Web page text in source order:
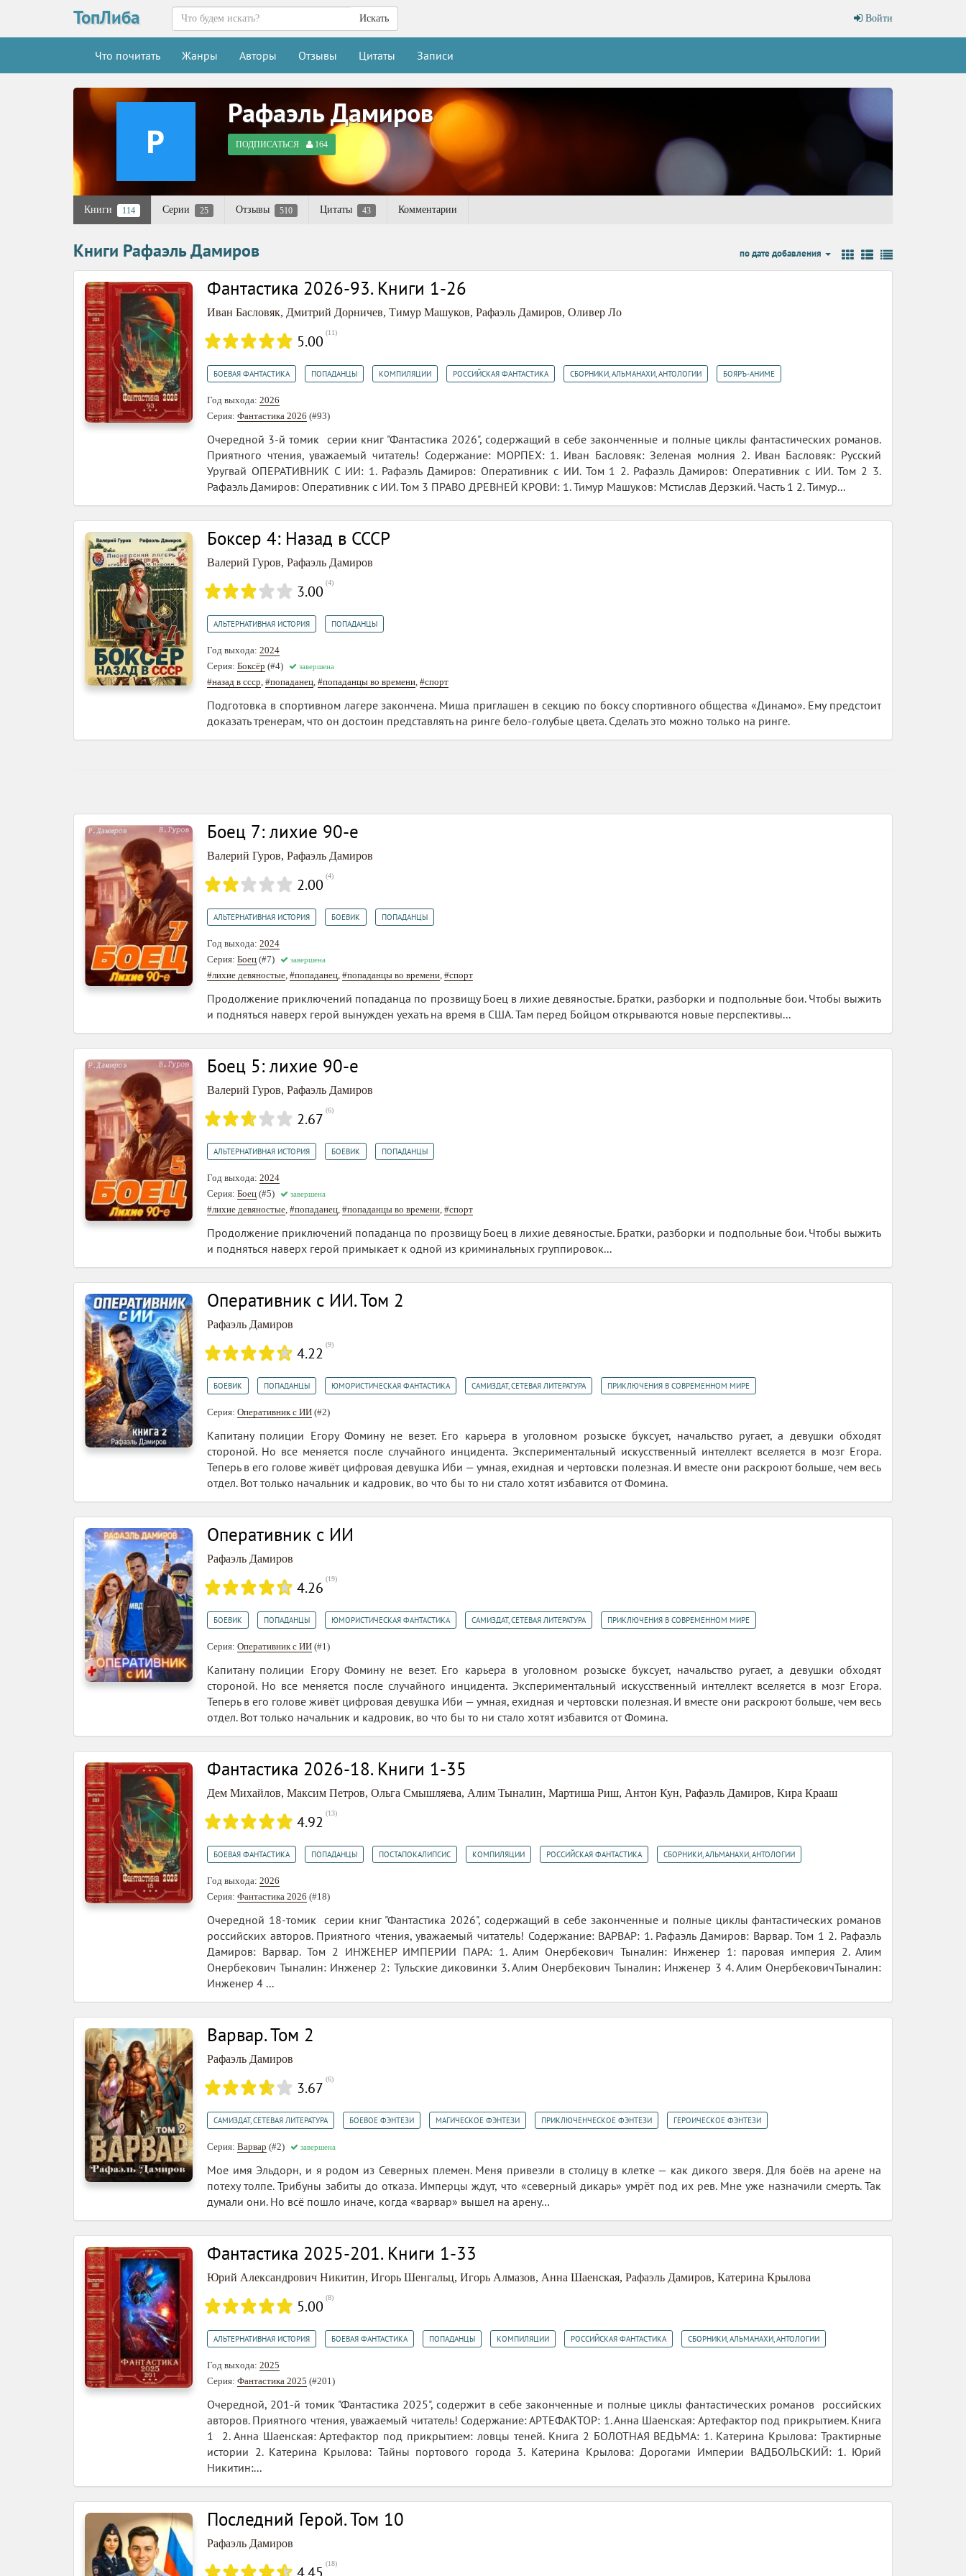
ТопЛиба Войти
Искать
Что почитать Жанры Авторы Отзывы Цитаты Записи
Рафаэль Дамиров
ПОДПИСАТЬСЯ 164
Книги 114 Серии 25 Отзывы 510 Цитаты 43 Комментарии
Книги Рафаэль Дамиров по дате добавления
Фантастика 2026-93. Книги 1-26
Иван Басловяк, Дмитрий Дорничев, Тимур Машуков, Рафаэль Дамиров, Оливер Ло
5.00 (11)
БОЕВАЯ ФАНТАСТИКА ПОПАДАНЦЫ КОМПИЛЯЦИИ РОССИЙСКАЯ ФАНТАСТИКА СБОРНИКИ, АЛЬМАНАХИ, АНТОЛОГИИ БОЯРЪ-АНИМЕ
Год выхода: 2026
Серия: Фантастика 2026 (#93)
Очередной 3-й томик серии книг "Фантастика 2026", содержащий в себе законченные и полные циклы фантастических романов.
Приятного чтения, уважаемый читатель! Содержание: МОРПЕХ: 1. Иван Басловяк: Зеленая молния 2. Иван Басловяк: Русский
Уругвай ОПЕРАТИВНИК С ИИ: 1. Рафаэль Дамиров: Оперативник с ИИ. Том 1 2. Рафаэль Дамиров: Оперативник с ИИ. Том 2 3.
Рафаэль Дамиров: Оперативник с ИИ. Том 3 ПРАВО ДРЕВНЕЙ КРОВИ: 1. Тимур Машуков: Мстислав Дерзкий. Часть 1 2. Тимур...
Боксер 4: Назад в СССР
Валерий Гуров, Рафаэль Дамиров
3.00 (4)
АЛЬТЕРНАТИВНАЯ ИСТОРИЯ ПОПАДАНЦЫ
Год выхода: 2024
Серия: Боксёр (#4) завершена
#назад в ссср, #попаданец, #попаданцы во времени, #спорт
Подготовка в спортивном лагере закончена. Миша приглашен в секцию по боксу спортивного общества «Динамо». Ему предстоит
доказать тренерам, что он достоин представлять на ринге бело-голубые цвета. Сделать это можно только на ринге.
Боец 7: лихие 90-е
Валерий Гуров, Рафаэль Дамиров
2.00 (4)
АЛЬТЕРНАТИВНАЯ ИСТОРИЯ БОЕВИК ПОПАДАНЦЫ
Год выхода: 2024
Серия: Боец (#7) завершена
#лихие девяностые, #попаданец, #попаданцы во времени, #спорт
Продолжение приключений попаданца по прозвищу Боец в лихие девяностые. Братки, разборки и подпольные бои. Чтобы выжить
и подняться наверх герой вынужден уехать на время в США. Там перед Бойцом открываются новые перспективы...
Боец 5: лихие 90-е
Валерий Гуров, Рафаэль Дамиров
2.67 (6)
АЛЬТЕРНАТИВНАЯ ИСТОРИЯ БОЕВИК ПОПАДАНЦЫ
Год выхода: 2024
Серия: Боец (#5) завершена
#лихие девяностые, #попаданец, #попаданцы во времени, #спорт
Продолжение приключений попаданца по прозвищу Боец в лихие девяностые. Братки, разборки и подпольные бои. Чтобы выжить
и подняться наверх герой примыкает к одной из криминальных группировок...
Оперативник с ИИ. Том 2
Рафаэль Дамиров
4.22 (9)
БОЕВИК ПОПАДАНЦЫ ЮМОРИСТИЧЕСКАЯ ФАНТАСТИКА САМИЗДАТ, СЕТЕВАЯ ЛИТЕРАТУРА ПРИКЛЮЧЕНИЯ В СОВРЕМЕННОМ МИРЕ
Серия: Оперативник с ИИ (#2)
Капитану полиции Егору Фомину не везет. Его карьера в уголовном розыске буксует, начальство ругает, а девушки обходят
стороной. Но все меняется после случайного инцидента. Экспериментальный искусственный интеллект вселяется в мозг Егора.
Теперь в его голове живёт цифровая девушка Иби — умная, ехидная и чертовски полезная. И вместе они раскроют больше, чем весь
отдел. Вот только начальник и кадровик, во что бы то ни стало хотят избавится от Фомина.
Оперативник с ИИ
Рафаэль Дамиров
4.26 (19)
БОЕВИК ПОПАДАНЦЫ ЮМОРИСТИЧЕСКАЯ ФАНТАСТИКА САМИЗДАТ, СЕТЕВАЯ ЛИТЕРАТУРА ПРИКЛЮЧЕНИЯ В СОВРЕМЕННОМ МИРЕ
Серия: Оперативник с ИИ (#1)
Капитану полиции Егору Фомину не везет. Его карьера в уголовном розыске буксует, начальство ругает, а девушки обходят
стороной. Но все меняется после случайного инцидента. Экспериментальный искусственный интеллект вселяется в мозг Егора.
Теперь в его голове живёт цифровая девушка Иби — умная, ехидная и чертовски полезная. И вместе они раскроют больше, чем весь
отдел. Вот только начальник и кадровик, во что бы то ни стало хотят избавится от Фомина.
Фантастика 2026-18. Книги 1-35
Дем Михайлов, Максим Петров, Ольга Смышляева, Алим Тыналин, Мартиша Риш, Антон Кун, Рафаэль Дамиров, Кира Крааш
4.92 (13)
БОЕВАЯ ФАНТАСТИКА ПОПАДАНЦЫ ПОСТАПОКАЛИПСИС КОМПИЛЯЦИИ РОССИЙСКАЯ ФАНТАСТИКА СБОРНИКИ, АЛЬМАНАХИ, АНТОЛОГИИ
Год выхода: 2026
Серия: Фантастика 2026 (#18)
Очередной 18-томик серии книг "Фантастика 2026", содержащий в себе законченные и полные циклы фантастических романов
российских авторов. Приятного чтения, уважаемый читатель! Содержание: ВАРВАР: 1. Рафаэль Дамиров: Варвар. Том 1 2. Рафаэль
Дамиров: Варвар. Том 2 ИНЖЕНЕР ИМПЕРИИ ПАРА: 1. Алим Онербекович Тыналин: Инженер 1: паровая империя 2. Алим
Онербекович Тыналин: Инженер 2: Тульские диковинки 3. Алим Онербекович Тыналин: Инженер 3 4. Алим ОнербековичТыналин:
Инженер 4 ...
Варвар. Том 2
Рафаэль Дамиров
3.67 (6)
САМИЗДАТ, СЕТЕВАЯ ЛИТЕРАТУРА БОЕВОЕ ФЭНТЕЗИ МАГИЧЕСКОЕ ФЭНТЕЗИ ПРИКЛЮЧЕНЧЕСКОЕ ФЭНТЕЗИ ГЕРОИЧЕСКОЕ ФЭНТЕЗИ
Серия: Варвар (#2) завершена
Мое имя Эльдорн, и я родом из Северных племен. Меня привезли в столицу в клетке — как дикого зверя. Для боёв на арене на
потеху толпе. Трибуны забиты до отказа. Имперцы ждут, что «северный дикарь» умрёт под их рев. Мне уже назначили смерть. Так
думали они. Но всё пошло иначе, когда «варвар» вышел на арену…
Фантастика 2025-201. Книги 1-33
Юрий Александрович Никитин, Игорь Шенгальц, Игорь Алмазов, Анна Шаенская, Рафаэль Дамиров, Катерина Крылова
5.00 (8)
АЛЬТЕРНАТИВНАЯ ИСТОРИЯ БОЕВАЯ ФАНТАСТИКА ПОПАДАНЦЫ КОМПИЛЯЦИИ РОССИЙСКАЯ ФАНТАСТИКА СБОРНИКИ, АЛЬМАНАХИ, АНТОЛОГИИ
Год выхода: 2025
Серия: Фантастика 2025 (#201)
Очередной, 201-й томик "Фантастика 2025", содержит в себе законченные и полные циклы фантастических романов российских
авторов. Приятного чтения, уважаемый читатель! Содержание: АРТЕФАКТОР: 1. Анна Шаенская: Артефактор под прикрытием. Книга
1 2. Анна Шаенская: Артефактор под прикрытием: ловцы теней. Книга 2 БОЛОТНАЯ ВЕДЬМА: 1. Катерина Крылова: Трактирные
истории 2. Катерина Крылова: Тайны портового города 3. Катерина Крылова: Дорогами Империи ВАДБОЛЬСКИЙ: 1. Юрий
Никитин:...
Последний Герой. Том 10
Рафаэль Дамиров
(18)